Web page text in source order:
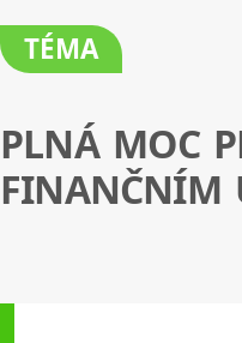
TÉMA
PLNÁ MOC
FINANČNÍM